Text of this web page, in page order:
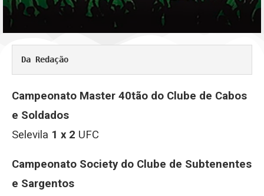
Da Redação
Campeonato Master 40tão do Clube de Cabos
e Soldados
Selevila 1 x 2 UFC
Campeonato Society do Clube de Subtenentes
e Sargentos